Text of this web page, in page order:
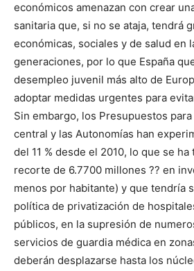
económicos amenazan con crear
sanitaria que, si no se ataja, tendrá
económicas, sociales y de salud en
generaciones, por lo que España
desempleo juvenil más alto de
adoptar medidas urgentes para
Sin embargo, los Presupuestos
central y las Autonomías han
del 11 % desde el 2010, lo que se
recorte de 6.7700 millones ?? en
menos por habitante) y que tendría
política de privatización de
públicos, en la supresión de
servicios de guardia médica en
deberán desplazarse hasta los